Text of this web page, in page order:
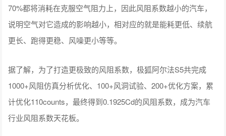
70%都将消耗在克服空气阻力上，因此风阻系数越小的汽车，
说明空气对它造成的影响越小，相对应的就是能耗更低、续航
更长、跑得更稳、风噪更小等等。
据了解，为了打造更极致的风阻系数，极狐阿尔法S5共完成
1000+风阻仿真分析优化、100+风洞试验、200+优化方案，累
计优化110counts，最终得到0.1925Cd的风阻系数，成为汽车
行业风阻系数天花板。